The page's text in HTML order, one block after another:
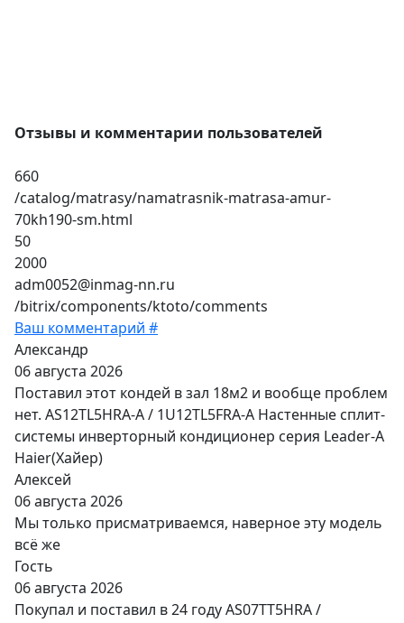
Отзывы и комментарии пользователей
660
/catalog/matrasy/namatrasnik-matrasa-amur-
70kh190-sm.html
50
2000
adm0052@inmag-nn.ru
/bitrix/components/ktoto/comments
Ваш комментарий #
Александр
06 августа 2026
Поставил этот кондей в зал 18м2 и вообще проблем
нет. AS12TL5HRA-A / 1U12TL5FRA-A Настенные сплит-
системы инверторный кондиционер серия Leader-A
Haier(Хайер)
Алексей
06 августа 2026
Мы только присматриваемся, наверное эту модель
всё же
Гость
06 августа 2026
Покупал и поставил в 24 году AS07TT5HRA /